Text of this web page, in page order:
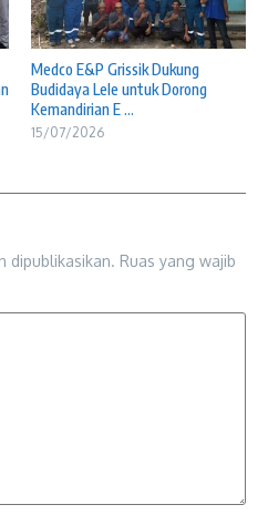
Medco E&P Grissik Dukung
Budidaya Lele untuk Dorong
Kemandirian E ...
15/07/2026
dipublikasikan. Ruas yang wajib